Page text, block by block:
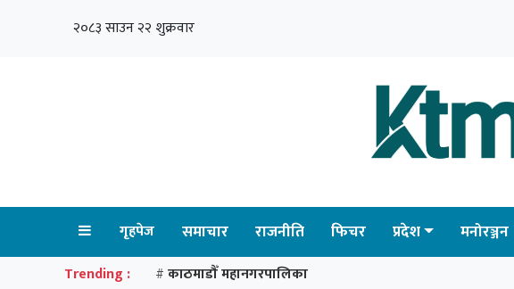
२०८३ साउन २२ शुक्रवार
गृहपेज समाचार राजनीति फिचर प्रदेश मनोरञ्जन
Trending : # काठमाडौँ महानगरपालिका